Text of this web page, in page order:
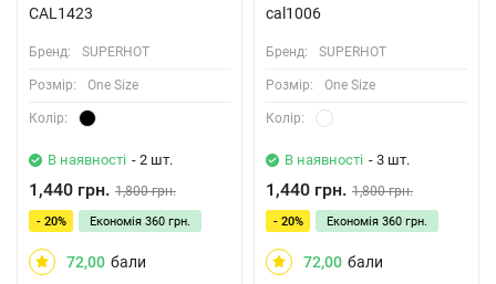
CAL1423
Бренд: SUPERHOT
Розмiр: One Size
Колiр:
В наявності - 2 шт.
1,440 грн. 1,800 грн.
- 20% Економія 360 грн.
72,00 бали
cal1006
Бренд: SUPERHOT
Розмiр: One Size
Колiр:
В наявності - 3 шт.
1,440 грн. 1,800 грн.
- 20% Економія 360 грн.
72,00 бали